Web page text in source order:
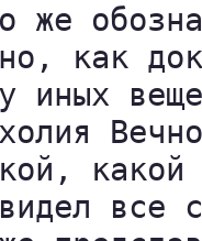
же
как
иных
какой
все